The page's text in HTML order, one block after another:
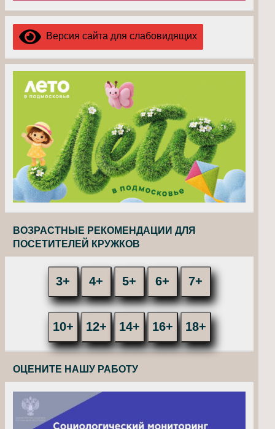
Версия сайта для слабовидящих
ВОЗРАСТНЫЕ РЕКОМЕНДАЦИИ ДЛЯ
ПОСЕТИТЕЛЕЙ КРУЖКОВ
3+ 4+ 5+ 6+ 7+
10+ 12+ 14+ 16+ 18+
ОЦЕНИТЕ НАШУ РАБОТУ